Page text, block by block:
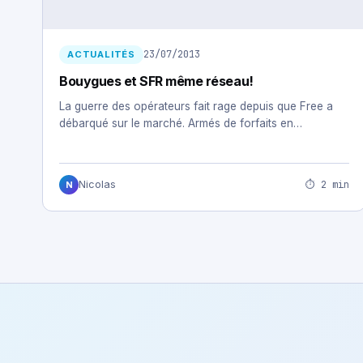
ACTUALITÉS 23/07/2013
Bouygues et SFR même réseau!
La guerre des opérateurs fait rage depuis que Free a
débarqué sur le marché. Armés de forfaits en…
N Nicolas ⏱ 2 min